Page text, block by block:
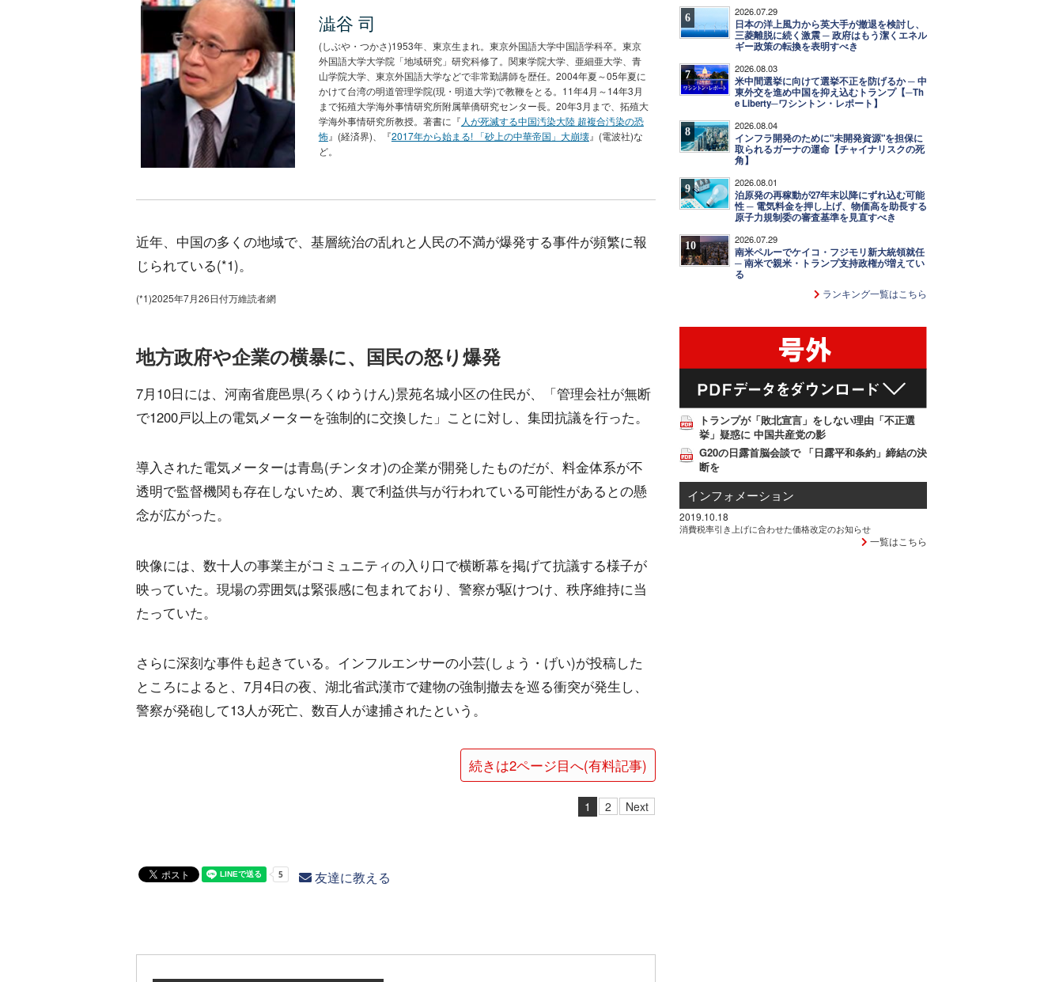
澁谷 司
(しぶや・つかさ)1953年、東京生まれ。東京外国語大学中国語学科卒。東京
外国語大学大学院「地域研究」研究科修了。関東学院大学、亜細亜大学、青
山学院大学、東京外国語大学などで非常勤講師を歴任。2004年夏～05年夏に
かけて台湾の明道管理学院(現・明道大学)で教鞭をとる。11年4月～14年3月
まで拓殖大学海外事情研究所附属華僑研究センター長。20年3月まで、拓殖大
学海外事情研究所教授。著書に『 人が死滅する中国汚染大陸 超複合汚染の恐
怖』(経済界)、『2017年から始まる! 「砂上の中華帝国」大崩壊』(電波社)な
ど。
近年、中国の多くの地域で、基層統治の乱れと人民の不満が爆発する事件が頻繁に報
じられている(*1)。
(*1)2025年7月26日付万維読者網
地方政府や企業の横暴に、国民の怒り爆発
7月10日には、河南省鹿邑県(ろくゆうけん)景苑名城小区の住民が、「管理会社が無断
で1200戸以上の電気メーターを強制的に交換した」ことに対し、集団抗議を行った。
導入された電気メーターは青島(チンタオ)の企業が開発したものだが、料金体系が不
透明で監督機関も存在しないため、裏で利益供与が行われている可能性があるとの懸
念が広がった。
映像には、数十人の事業主がコミュニティの入り口で横断幕を掲げて抗議する様子が
映っていた。現場の雰囲気は緊張感に包まれており、警察が駆けつけ、秩序維持に当
たっていた。
さらに深刻な事件も起きている。インフルエンサーの小芸(しょう・げい)が投稿した
ところによると、7月4日の夜、湖北省武漢市で建物の強制撤去を巡る衝突が発生し、
警察が発砲して13人が死亡、数百人が逮捕されたという。
続きは2ページ目へ(有料記事)
1 2 Next
友達に教える
6 2026.07.29
日本の洋上風力から英大手が撤退を検討し、
三菱離脱に続く激震 ─ 政府はもう潔くエネル
ギー政策の転換を表明すべき
7 2026.08.03
米中間選挙に向けて選挙不正を防げるか ─ 中
東外交を進め中国を抑え込むトランプ【─Th
e Liberty─ワシントン・レポート】
8 2026.08.04
インフラ開発のために"未開発資源"を担保に
取られるガーナの運命【チャイナリスクの死
角】
9 2026.08.01
泊原発の再稼動が27年末以降にずれ込む可能
性 ─ 電気料金を押し上げ、物価高を助長する
原子力規制委の審査基準を見直すべき
10 2026.07.29
南米ペルーでケイコ・フジモリ新大統領就任
─ 南米で親米・トランプ支持政権が増えてい
る
ランキング一覧はこちら
トランプが「敗北宣言」をしない理由「不正選
挙」疑惑に 中国共産党の影
G20の日露首脳会談で 「日露平和条約」締結の決
断を
インフォメーション
2019.10.18
消費税率引き上げに合わせた価格改定のお知らせ
一覧はこちら